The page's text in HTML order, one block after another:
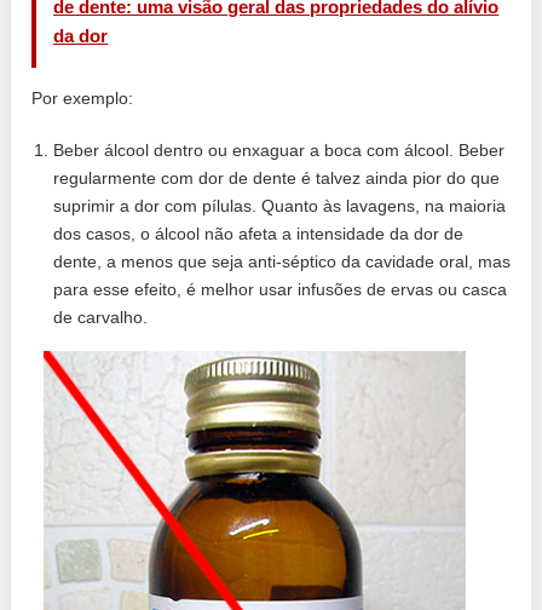
de dente: uma visão geral das propriedades do alívio
da dor
Por exemplo:
Beber álcool dentro ou enxaguar a boca com álcool. Beber
regularmente com dor de dente é talvez ainda pior do que
suprimir a dor com pílulas. Quanto às lavagens, na maioria
dos casos, o álcool não afeta a intensidade da dor de
dente, a menos que seja anti-séptico da cavidade oral, mas
para esse efeito, é melhor usar infusões de ervas ou casca
de carvalho.